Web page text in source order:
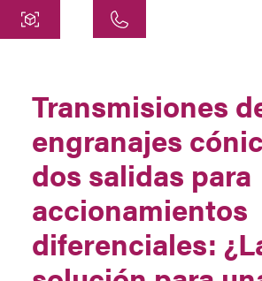
Siemensstraße 47
25462 Rellingen
info@atek.de
+49 4101 7953-0
Abrir Chat
Transmisiones
engranajes
dos salidas para
accionamientos
diferenciales: